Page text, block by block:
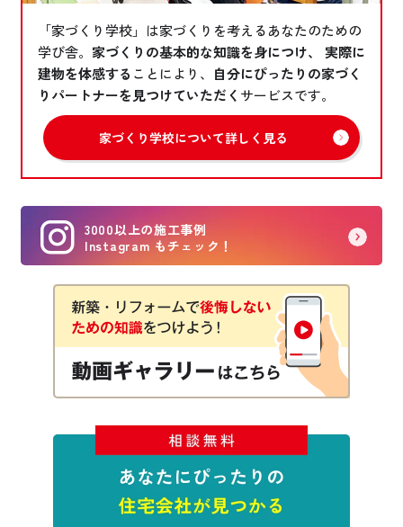
「家づくり学校」は家づくりを考えるあなたのための
学び舎。 家づくりの基本的な知識を身につけ、 実際に
建物を体感する ことにより、 自分にぴったりの家づく
りパートナーを見つけていただく サービスです。
家づくり学校について詳しく見る
3000以上の施工事例
Instagram もチェック！